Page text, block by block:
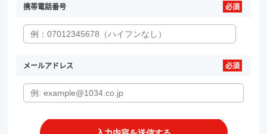
携帯電話番号
メールアドレス